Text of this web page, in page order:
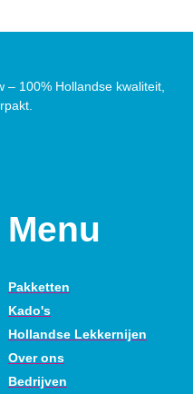
– 100% Hollandse kwaliteit,
Menu
Pakketten
Kado's
Hollandse Lekkernijen
Over ons
Bedrijven